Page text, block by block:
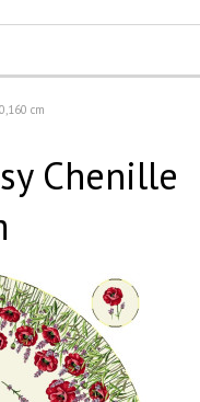
cm
Chenille